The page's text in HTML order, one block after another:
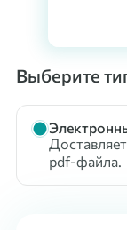
Выберите
pdf-файла.